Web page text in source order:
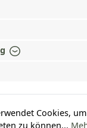
Vertrag
UND ZERTIFIZIERT!
Cookies,
zu können...